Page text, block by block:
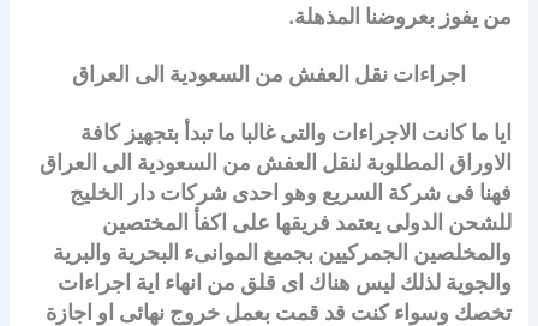
من يفوز بعروضنا المذهلة.
اجراءات نقل العفش من السعودية الى العراق
ايا ما كانت الاجراءات والتى غالبا ما تبدأ بتجهيز كافة
الاوراق المطلوبة لنقل العفش من السعودية الى العراق
فهنا فى شركة السريع وهو احدى شركات دار الخليج
للشحن الدولى يعتمد فريقها على اكفأ المختصين
والمخلصين الجمركيين بجميع الموانىء البحرية والبرية
والجوية لذلك ليس هناك اى قلق من انهاء اية اجراءات
تخصك وسواء كنت قد قمت بعمل خروج نهائى او اجازة